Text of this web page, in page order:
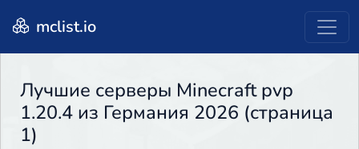
mclist.io
Лучшие серверы Minecraft pvp
1.20.4 из Германия 2026 (страница
1)